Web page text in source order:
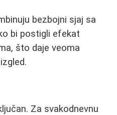
bezbojni sjaj sa
bi postigli efekat
što daje veoma
Za svakodnevnu